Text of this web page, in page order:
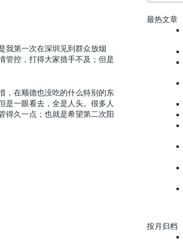
我第一次在深圳见到群众放烟
管控，打得大家措手不及；但是
，在顺德也没吃的什么特别的东
是一眼看去，全是人头。很多人
得久一点；也就是希望第二次阳
最热文章
按月归档